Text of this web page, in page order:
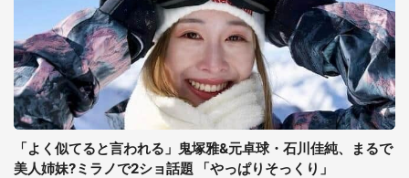
「よく似てると言われる」鬼塚雅&元卓球・石川佳純、まるで
美人姉妹?ミラノで2ショ話題 「やっぱりそっくり」